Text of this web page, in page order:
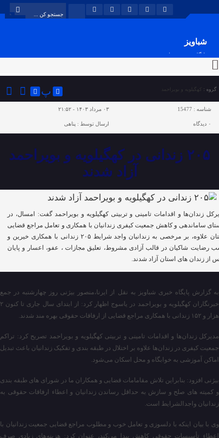
شباویز
پایگاه خبری شباویز
گروه : کهگیلویه و بویراحمد پ
شناسه : 15477 ۰۳ مرداد ۱۴۰۳ - ۲۱:۵۲
۰ دیدگاه ارسال توسط : پناهی
۲۰۵ زندانی در کهگیلویه و بویراحمد
آزاد شدند
زندان‌ها و اقدامات تامینی و تربیتی کهگیلویه و بویراحمد گفت: امسال، در
ساماندهی و کاهش جمعیت کیفری زندانیان با همکاری و تعامل مراجع قضایی
استان علاوه، بر مرخصی به زندانیان واجد شرایط ۲۰۵ زندانی با همکاری خیرین و
رضایت شاکیان در قالب آزادی مشروط، تعلیق مجازات ، عفو، اعسار و پایان
از زندان های استان آزاد شدند.
به گزارش پایگاه خبری شباویز به نقل از ایرنا،منصور بیژنی روز چهارشنبه در جمع
خبرنگاران کهگیلویه و بویراحمد در یاسوج اظهار کرد: از ابتدای سال جاری تا کنون ۲
هزار و ۱۵۲ زندانی با همکاری مراجع قضایی از ارفاقات حقوقی بهره مند شدند.
مدیرکل زندان‌ها و اقدامات تامینی و تربیتی کهگیلویه و بویراحمد تصریح کرد: تراکم
جمعیت کیفری در زندان‌ها علاوه بر اختلال در طبقه بندی و تفکیک زندانیان باعث تبدیل
اماکن آموزشی به خوابگاه و محل اسکان می‌شود.
بیژنی افزود: بنابراین تلاش مقامامات قضایی و همکاران ما در شورای های طبقه بندی
و کمیته های صلح و سازش به حداقل رساندن زندانیان و اعطاء ارفاقات حقوقی به
زندانیان واجدالشرایط است.
وی با بیان اینکه با دلسوزی و تعامل خوب و مطلوب مراجع قضایی جمعیت زندانیان با
اعطاء تأسیسات حقوقی کاهش پیدا می‌کند، عنوان کرد: هزینه‌های زیادی صرف